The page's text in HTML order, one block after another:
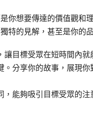
你想要傳達的價值觀和
特的見解，甚至是你的
目標受眾在短時間內就
。分享你的故事，展現
，能夠吸引目標受眾的注